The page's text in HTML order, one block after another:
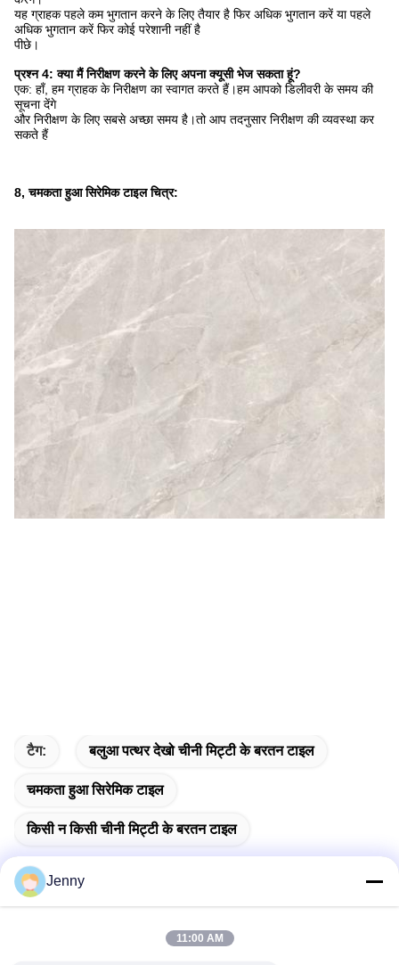
यह ग्राहक पहले कम भुगतान करने के लिए तैयार है फिर अधिक भुगतान करें या पहले
अधिक भुगतान करें फिर कोई परेशानी नहीं है
पीछे।
प्रश्न 4: क्या मैं निरीक्षण करने के लिए अपना क्यूसी भेज सकता हूं?
एक: हाँ, हम ग्राहक के निरीक्षण का स्वागत करते हैं।हम आपको डिलीवरी के समय की
सूचना देंगे
और निरीक्षण के लिए सबसे अच्छा समय है।तो आप तदनुसार निरीक्षण की व्यवस्था कर
सकते हैं
8, चमकता हुआ सिरेमिक टाइल चित्र:
टैग: बलुआ पत्थर देखो चीनी मिट्टी के बरतन टाइल
चमकता हुआ सिरेमिक टाइल
किसी न किसी चीनी मिट्टी के बरतन टाइल
Jenny
11:00 AM